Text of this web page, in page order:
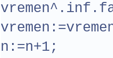
n:=n+1;